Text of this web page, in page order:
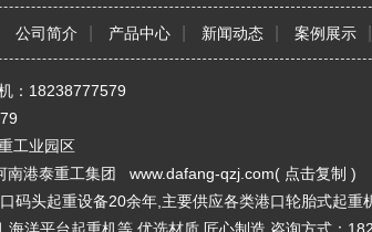
公司简介 产品中心 新闻动态 案例展示
：18238777579
工业园区
南港泰重工集团 www.dafang-qzj.com( 点击复制 )
码头起重设备20余年,主要供应各类港口轮胎式起